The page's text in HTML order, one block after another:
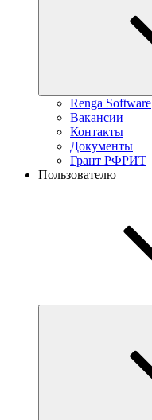
Renga Software
Вакансии
Контакты
Документы
Грант РФРИТ
Пользователю